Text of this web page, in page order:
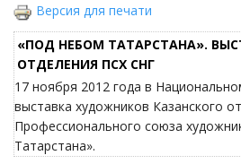
Версия для печати
«ПОД НЕБОМ ТАТАРСТАНА».
ОТДЕЛЕНИЯ ПСХ СНГ
17 ноября 2012 года в
выставка художников Казанского
Профессионального союза
Татарстана».